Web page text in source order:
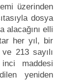
üzerinden
dosya
alacağını elli
her yıl, bir
213 sayılı
maddesi
yeniden